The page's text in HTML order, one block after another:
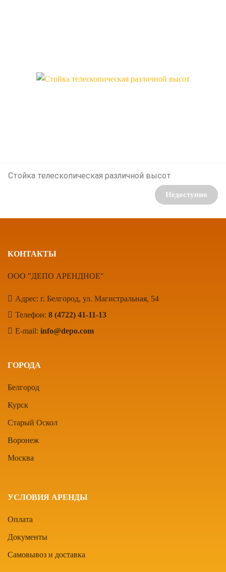
Стойка телескопическая различной высот
Недоступно
КОНТАКТЫ
ООО "ДЕПО АРЕНДНОЕ"
Адрес: г. Белгород, ул. Магистральная, 54
Телефон: 8 (4722) 41-11-13
E-mail: info@depo.com
ГОРОДА
Белгород
Курск
Старый Оскол
Воронеж
Москва
УСЛОВИЯ АРЕНДЫ
Оплата
Документы
Самовывоз и доставка